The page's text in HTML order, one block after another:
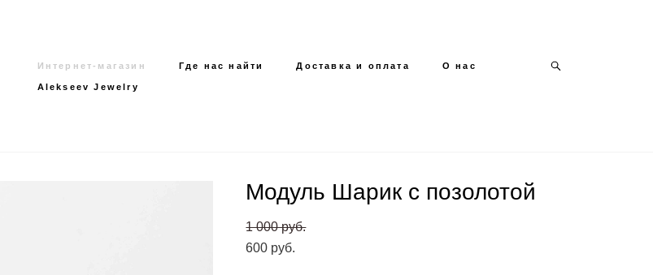
Интернет-магазин Где нас найти Доставка и оплата O нас
Alekseev Jewelry
Интернет-магазин Где нас найти Доставка и оплата O нас
Alekseev Jewelry
Модуль Шарик c позолотой
1 000 pуб.
600 pуб.